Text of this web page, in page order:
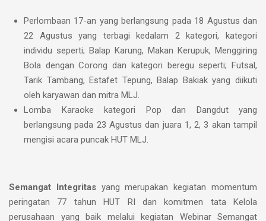
Perlombaan 17-an yang berlangsung pada 18 Agustus dan
22 Agustus yang terbagi kedalam 2 kategori, kategori
individu seperti; Balap Karung, Makan Kerupuk, Menggiring
Bola dengan Corong dan kategori beregu seperti; Futsal,
Tarik Tambang, Estafet Tepung, Balap Bakiak yang diikuti
oleh karyawan dan mitra MLJ.
Lomba Karaoke kategori Pop dan Dangdut yang
berlangsung pada 23 Agustus dan juara 1, 2, 3 akan tampil
mengisi acara puncak HUT MLJ.
Semangat Integritasyang merupakan kegiatan momentum
peringatan 77 tahun HUT RI dan komitmen tata Kelola
perusahaan yang baik melalui kegiatan Webinar Semangat